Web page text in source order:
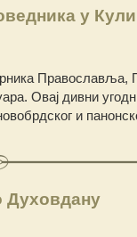
у Кули
Овај дивни
и
Духовдану